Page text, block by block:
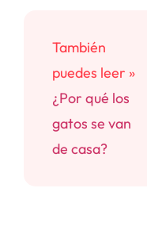
También
puedes leer »
¿Por qué los
gatos se van
de casa?